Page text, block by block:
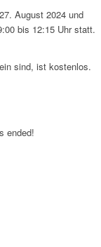
August 2024 und
bis 12:15 Uhr statt.
sind, ist kostenlos.
ended!